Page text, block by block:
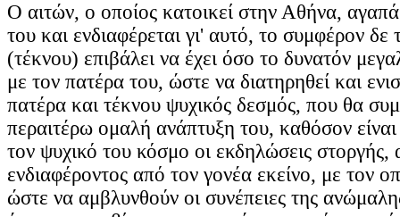
Ο αιτών, ο οποίος κατοικεί στην Αθήνα,
του και ενδιαφέρεται γι' αυτό, το συμφέρον δε
(τέκνου) επιβάλει να έχει όσο το δυνατόν
με τον πατέρα του, ώστε να διατηρηθεί και
πατέρα και τέκνου ψυχικός δεσμός, που θα
περαιτέρω ομαλή ανάπτυξη του, καθόσον είναι
τον ψυχικό του κόσμο οι εκδηλώσεις στοργής,
ενδιαφέροντος από τον γονέα εκείνο, με τον
ώστε να αμβλυνθούν οι συνέπειες της